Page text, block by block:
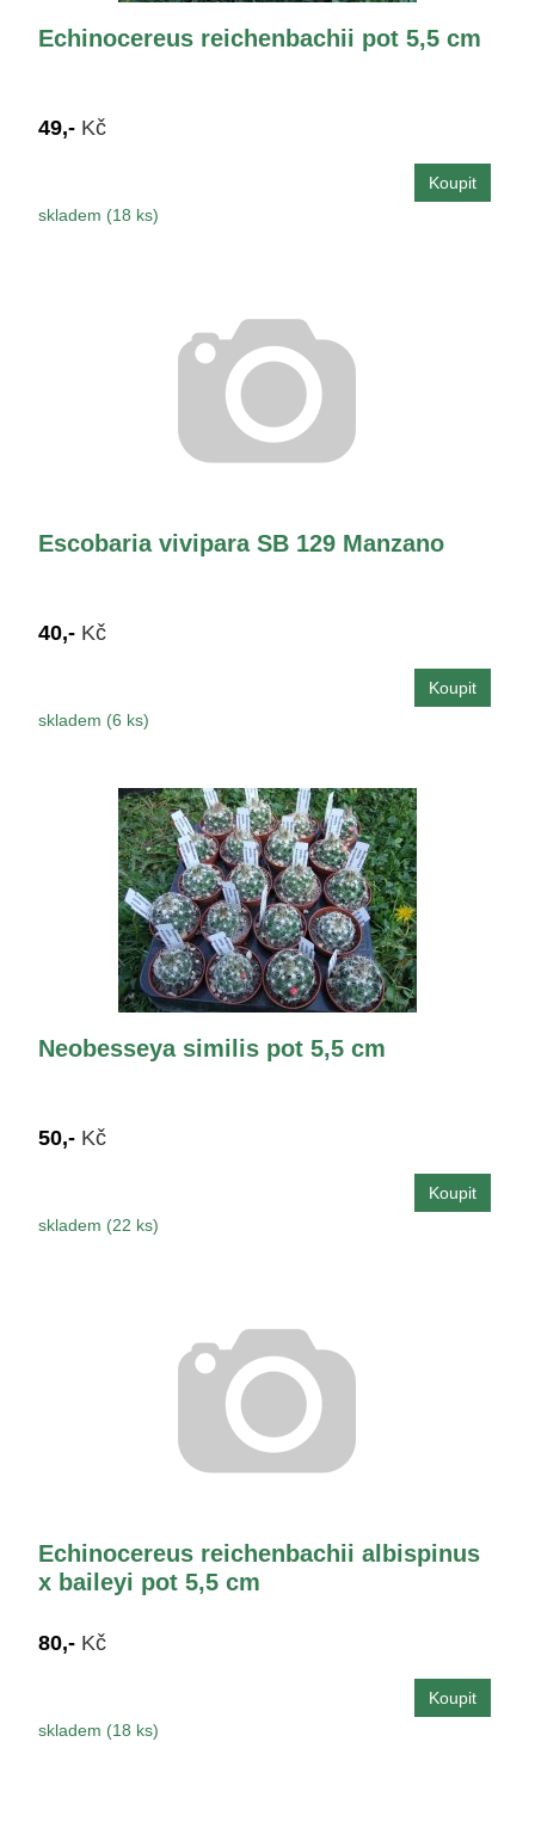
Echinocereus reichenbachii pot 5,5 cm
49,- Kč
skladem (18 ks)
Escobaria vivipara SB 129 Manzano
40,- Kč
skladem (6 ks)
Neobesseya similis pot 5,5 cm
50,- Kč
skladem (22 ks)
Echinocereus reichenbachii albispinus
x baileyi pot 5,5 cm
80,- Kč
skladem (18 ks)